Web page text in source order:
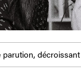
parution, décroissant